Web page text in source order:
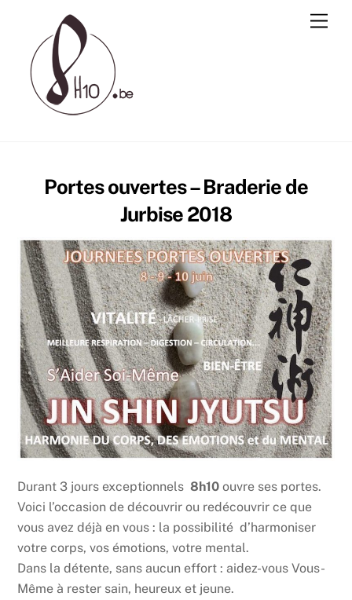
content
Portes ouvertes – Braderie de
Jurbise 2018
Durant 3 jours exceptionnels8h10 ouvre ses portes.
Voici l’occasion de découvrir ou redécouvrir ce que
vous avez déjà en vous : la possibilité d’harmoniser
votre corps, vos émotions, votre mental.
Dans la détente, sans aucun effort : aidez-vous Vous-
Même à rester sain, heureux et jeune.